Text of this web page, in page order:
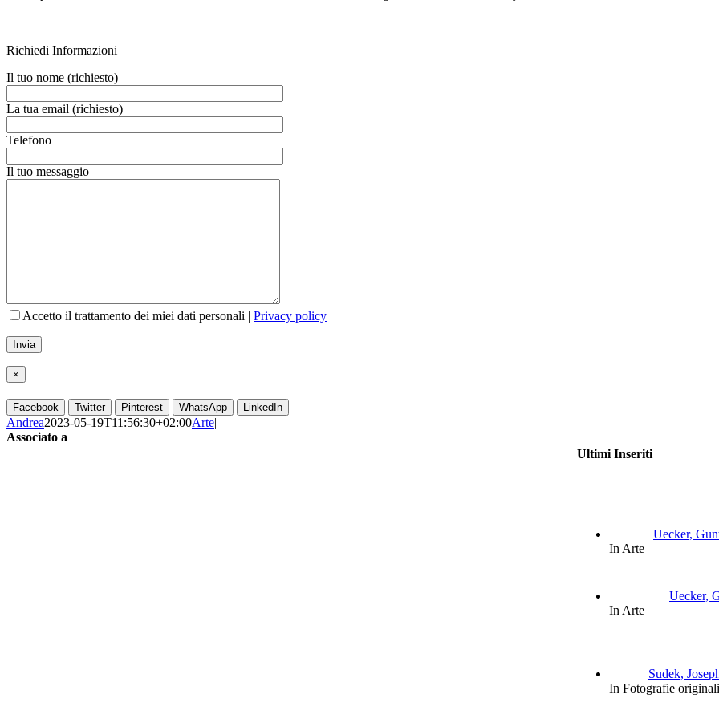
Richiedi Informazioni
Il tuo nome (richiesto)
La tua email (richiesto)
Telefono
Il tuo messaggio
Accetto il trattamento dei miei dati personali | Privacy policy
×
Facebook Twitter Pinterest WhatsApp LinkedIn
Andrea2023-05-19T11:56:30+02:00Arte|
Ultimi Inseriti
Uecker,
In Arte
Uecker,
In Arte
Sudek,
In Fotografie originali
Associato a